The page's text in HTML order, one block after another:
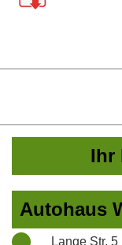
Ihr
Autohaus
Lange Str. 5